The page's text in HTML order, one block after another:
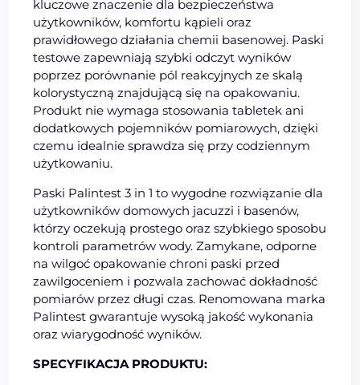
kluczowe znaczenie dla bezpieczeństwa
użytkowników, komfortu kąpieli oraz
prawidłowego działania chemii basenowej. Paski
testowe zapewniają szybki odczyt wyników
poprzez porównanie pól reakcyjnych ze skalą
kolorystyczną znajdującą się na opakowaniu.
Produkt nie wymaga stosowania tabletek ani
dodatkowych pojemników pomiarowych, dzięki
czemu idealnie sprawdza się przy codziennym
użytkowaniu.
Paski Palintest 3 in 1 to wygodne rozwiązanie dla
użytkowników domowych jacuzzi i basenów,
którzy oczekują prostego oraz szybkiego sposobu
kontroli parametrów wody. Zamykane, odporne
na wilgoć opakowanie chroni paski przed
zawilgoceniem i pozwala zachować dokładność
pomiarów przez długi czas. Renomowana marka
Palintest gwarantuje wysoką jakość wykonania
oraz wiarygodność wyników.
SPECYFIKACJA PRODUKTU: